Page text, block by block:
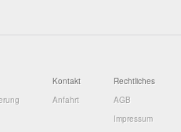
Kontakt
Anfahrt
Rechtliches
AGB
Impressum